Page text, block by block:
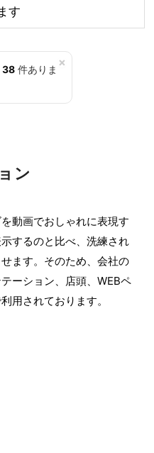
す
×
38 件ありま
ン
動画でおしゃれに表現す
するのと比べ、洗練され
ます。そのため、会社の
ーション、店頭、WEBペ
用されております。